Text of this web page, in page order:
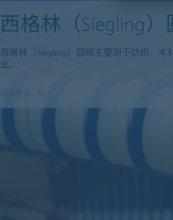
西格林（Siegling）
西格林（Siegling）圆带主要用于纺织、
业。